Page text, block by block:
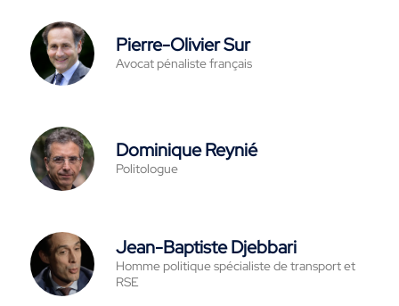
Pierre-Olivier Sur
Avocat pénaliste français
Dominique Reynié
Politologue
Jean-Baptiste Djebbari
Homme politique spécialiste de transport et
RSE